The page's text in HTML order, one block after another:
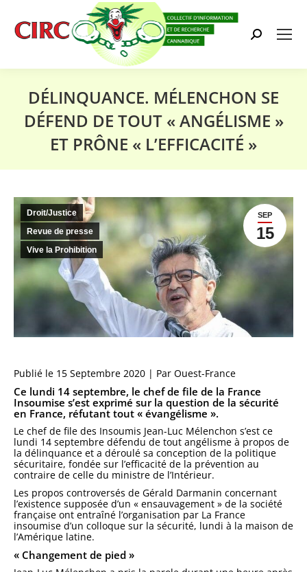
Search:
DÉLINQUANCE. MÉLENCHON SE
DÉFEND DE TOUT « ANGÉLISME »
ET PRÔNE « L’EFFICACITÉ »
SEP
15
Droit/Justice
Revue de presse
Vive la Prohibition
Publié le 15 Septembre 2020 | Par Ouest-France
Ce lundi 14 septembre, le chef de file de la France
Insoumise s’est exprimé sur la question de la sécurité
en France, réfutant tout « évangélisme ».
Le chef de file des Insoumis Jean-Luc Mélenchon s’est ce
lundi 14 septembre défendu de tout angélisme à propos de
la délinquance et a déroulé sa conception de la politique
sécuritaire, fondée sur l’efficacité de la prévention au
contraire de celle du ministre de l’Intérieur.
Les propos controversés de Gérald Darmanin concernant
l’existence supposée d’un « ensauvagement » de la société
française ont entraîné l’organisation par La France
insoumise d’un colloque sur la sécurité, lundi à la maison de
l’Amérique latine.
« Changement de pied »